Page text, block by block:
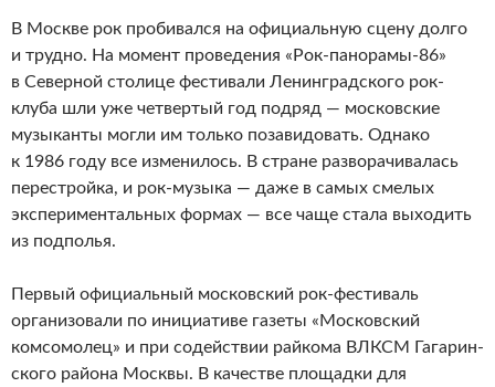
В Москве рок пробивался на официальную сцену долго
и трудно. На момент проведения «Рок-панорамы-86»
в Северной столице фестивали Ленинградского рок-
клуба шли уже четвертый год подряд — московские
музыканты могли им только позавидовать. Однако
к 1986 году все изменилось. В стране развора­чивалась
перестройка, и рок-музыка — даже в самых смелых
эксперимен­тальных формах — все чаще стала выходить
из подполья.
Первый официальный московский рок-фестиваль
организовали по инициативе газеты «Московский
комсомолец» и при содействии райкома ВЛКСМ Гагарин­
ского района Москвы. В качестве площадки для